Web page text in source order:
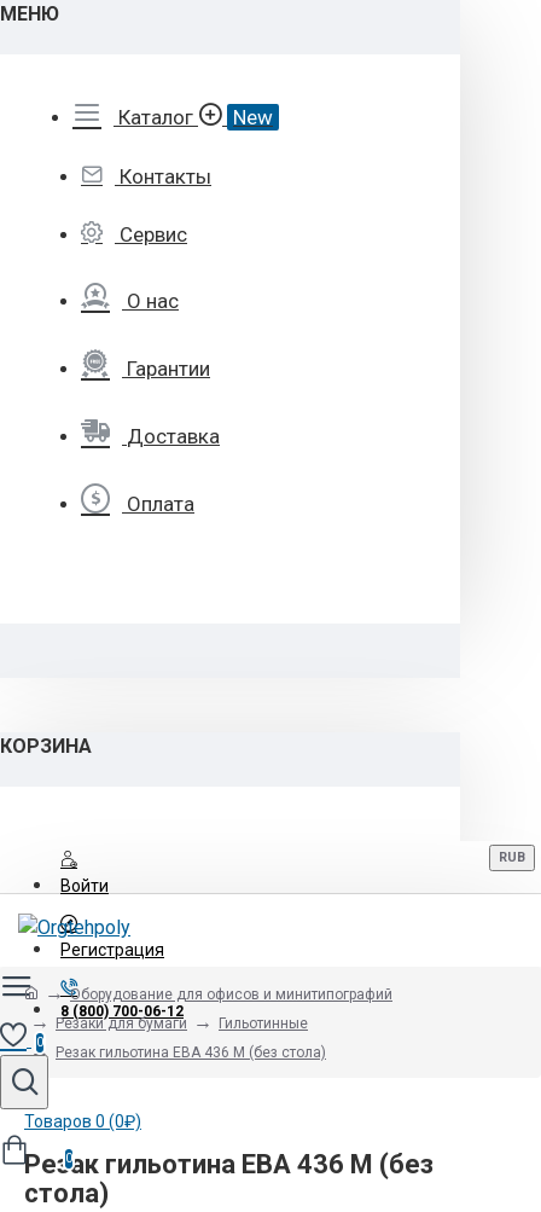
МЕНЮ
Каталог New
Контакты
Сервис
О нас
Гарантии
Доставка
Оплата
КОРЗИНА
Войти
Регистрация
8 (800) 700-06-12
RUB
0
Товаров 0 (0₽)
0
Оборудование для офисов и минитипографий
Резаки для бумаги
Гильотинные
Резак гильотина EBA 436 M (без стола)
Резак гильотина EBA 436 M (без
стола)